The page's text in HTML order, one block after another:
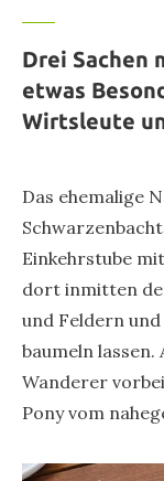
Drei Sachen
etwas
Wirtsleute
Das ehemalige
Einkehrstube
dort inmitten
und Feldern
baumeln lassen.
Wanderer
Pony vom